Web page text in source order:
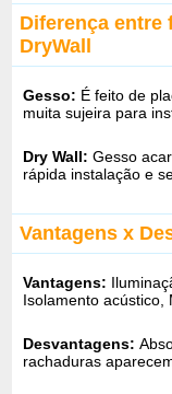
Diferença entre
DryWall
Gesso: É feito de
muita sujeira para
Dry Wall:Gesso
rápida instalação e
Vantagens x
Vantagens:
Isolamento acústico,
Desvantagens:
rachaduras